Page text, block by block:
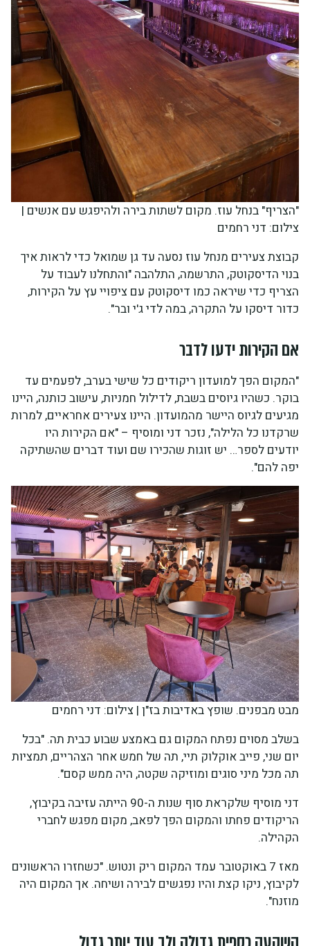
"הצריף" בנחל עוז. מקום לשתות בירה ולהיפגש עם אנשים |
צילום: דני רחמים
קבוצת צעירים מנחל עוז נסעה עד גן שמואל כדי לראות איך
בנוי הדיסקוטק, התרשמה, התלהבה "והתחלנו לעבוד על
הצריף כדי שיראה כמו דיסקוטק עם ציפויי עץ על הקירות,
כדור דיסקו על התקרה, במה לדי ג'י ובר".
אם הקירות ידעו לדבר
"המקום הפך למועדון ריקודים כל שישי בערב, לפעמים עד
בוקר. כשהיו גיוסים בשבת, לדילול חמניות, עישוב כותנה, היינו
מגיעים לגיוס היישר מהמועדון. היינו צעירים אחראיים, למרות
שרקדנו כל הלילה", נזכר דני ומוסיף – "אם הקירות היו
יודעים לספר… יש זוגות שהכירו שם ועוד דברים שהשתיקה
יפה להם".
מבט מבפנים. שופץ באדיבות בז"ן | צילום: דני רחמים
בשלב מסוים נפתח המקום גם באמצע שבוע כבית תה. "בכל
יום שני, פייב אוקלוק תיי, תה של חמש אחר הצהריים, תמציות
תה מכל מיני סוגים ומוזיקה שקטה, היה ממש קסם".
דני מוסיף שלקראת סוף שנות ה-90 הייתה עזיבה בקיבוץ,
הריקודים פחתו והמקום הפך לפאב, מקום מפגש לחברי
הקהילה.
מאז 7 באוקטובר עמד המקום ריק ונטוש. "כשחזרו הראשונים
לקיבוץ, ניקו קצת והיו נפגשים לבירה ושיחה. אך המקום היה
מוזנח".